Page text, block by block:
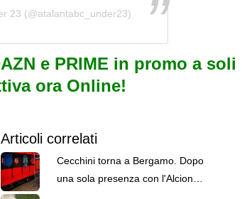
23 (@atalantabc_under23)
e PRIME in promo a soli
ora Online!
Articoli correlati
Cecchini torna a Bergamo. Dopo
una sola presenza con l'Alcione,